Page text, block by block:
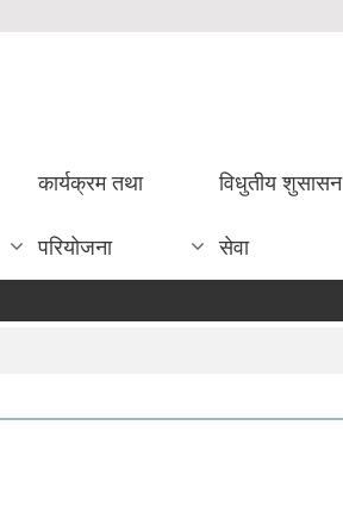
कार्यक्रम तथा
परियोजना
विधुतीय शुसासन
सेवा